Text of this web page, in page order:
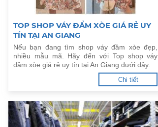
TOP SHOP VÁY ĐẦM XÒE GIÁ RẺ UY
TÍN TẠI AN GIANG
Nếu bạn đang tìm shop váy đầm xòe đẹp,
nhiều mẫu mã. Hãy đến với Top shop váy
đầm xòe giá rẻ uy tín tại An Giang dưới đây.
Chi tiết